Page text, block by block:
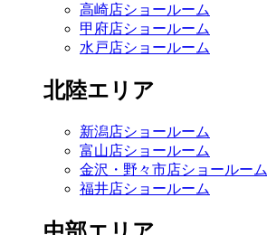
高崎店ショールーム
甲府店ショールーム
水戸店ショールーム
北陸エリア
新潟店ショールーム
富山店ショールーム
金沢・野々市店ショールーム
福井店ショールーム